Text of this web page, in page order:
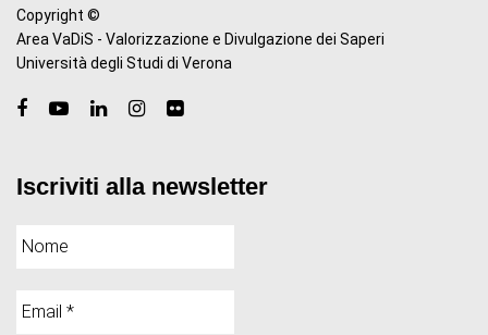
Copyright ©
Area VaDiS - Valorizzazione e Divulgazione dei Saperi
Università degli Studi di Verona
Iscriviti alla newsletter